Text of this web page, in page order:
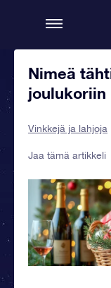
Nimeä
joulukoriin
Vinkkejä ja lahjoja
Jaa tämä artikkeli